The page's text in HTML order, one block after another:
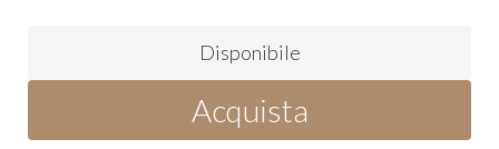
Disponibile
Acquista